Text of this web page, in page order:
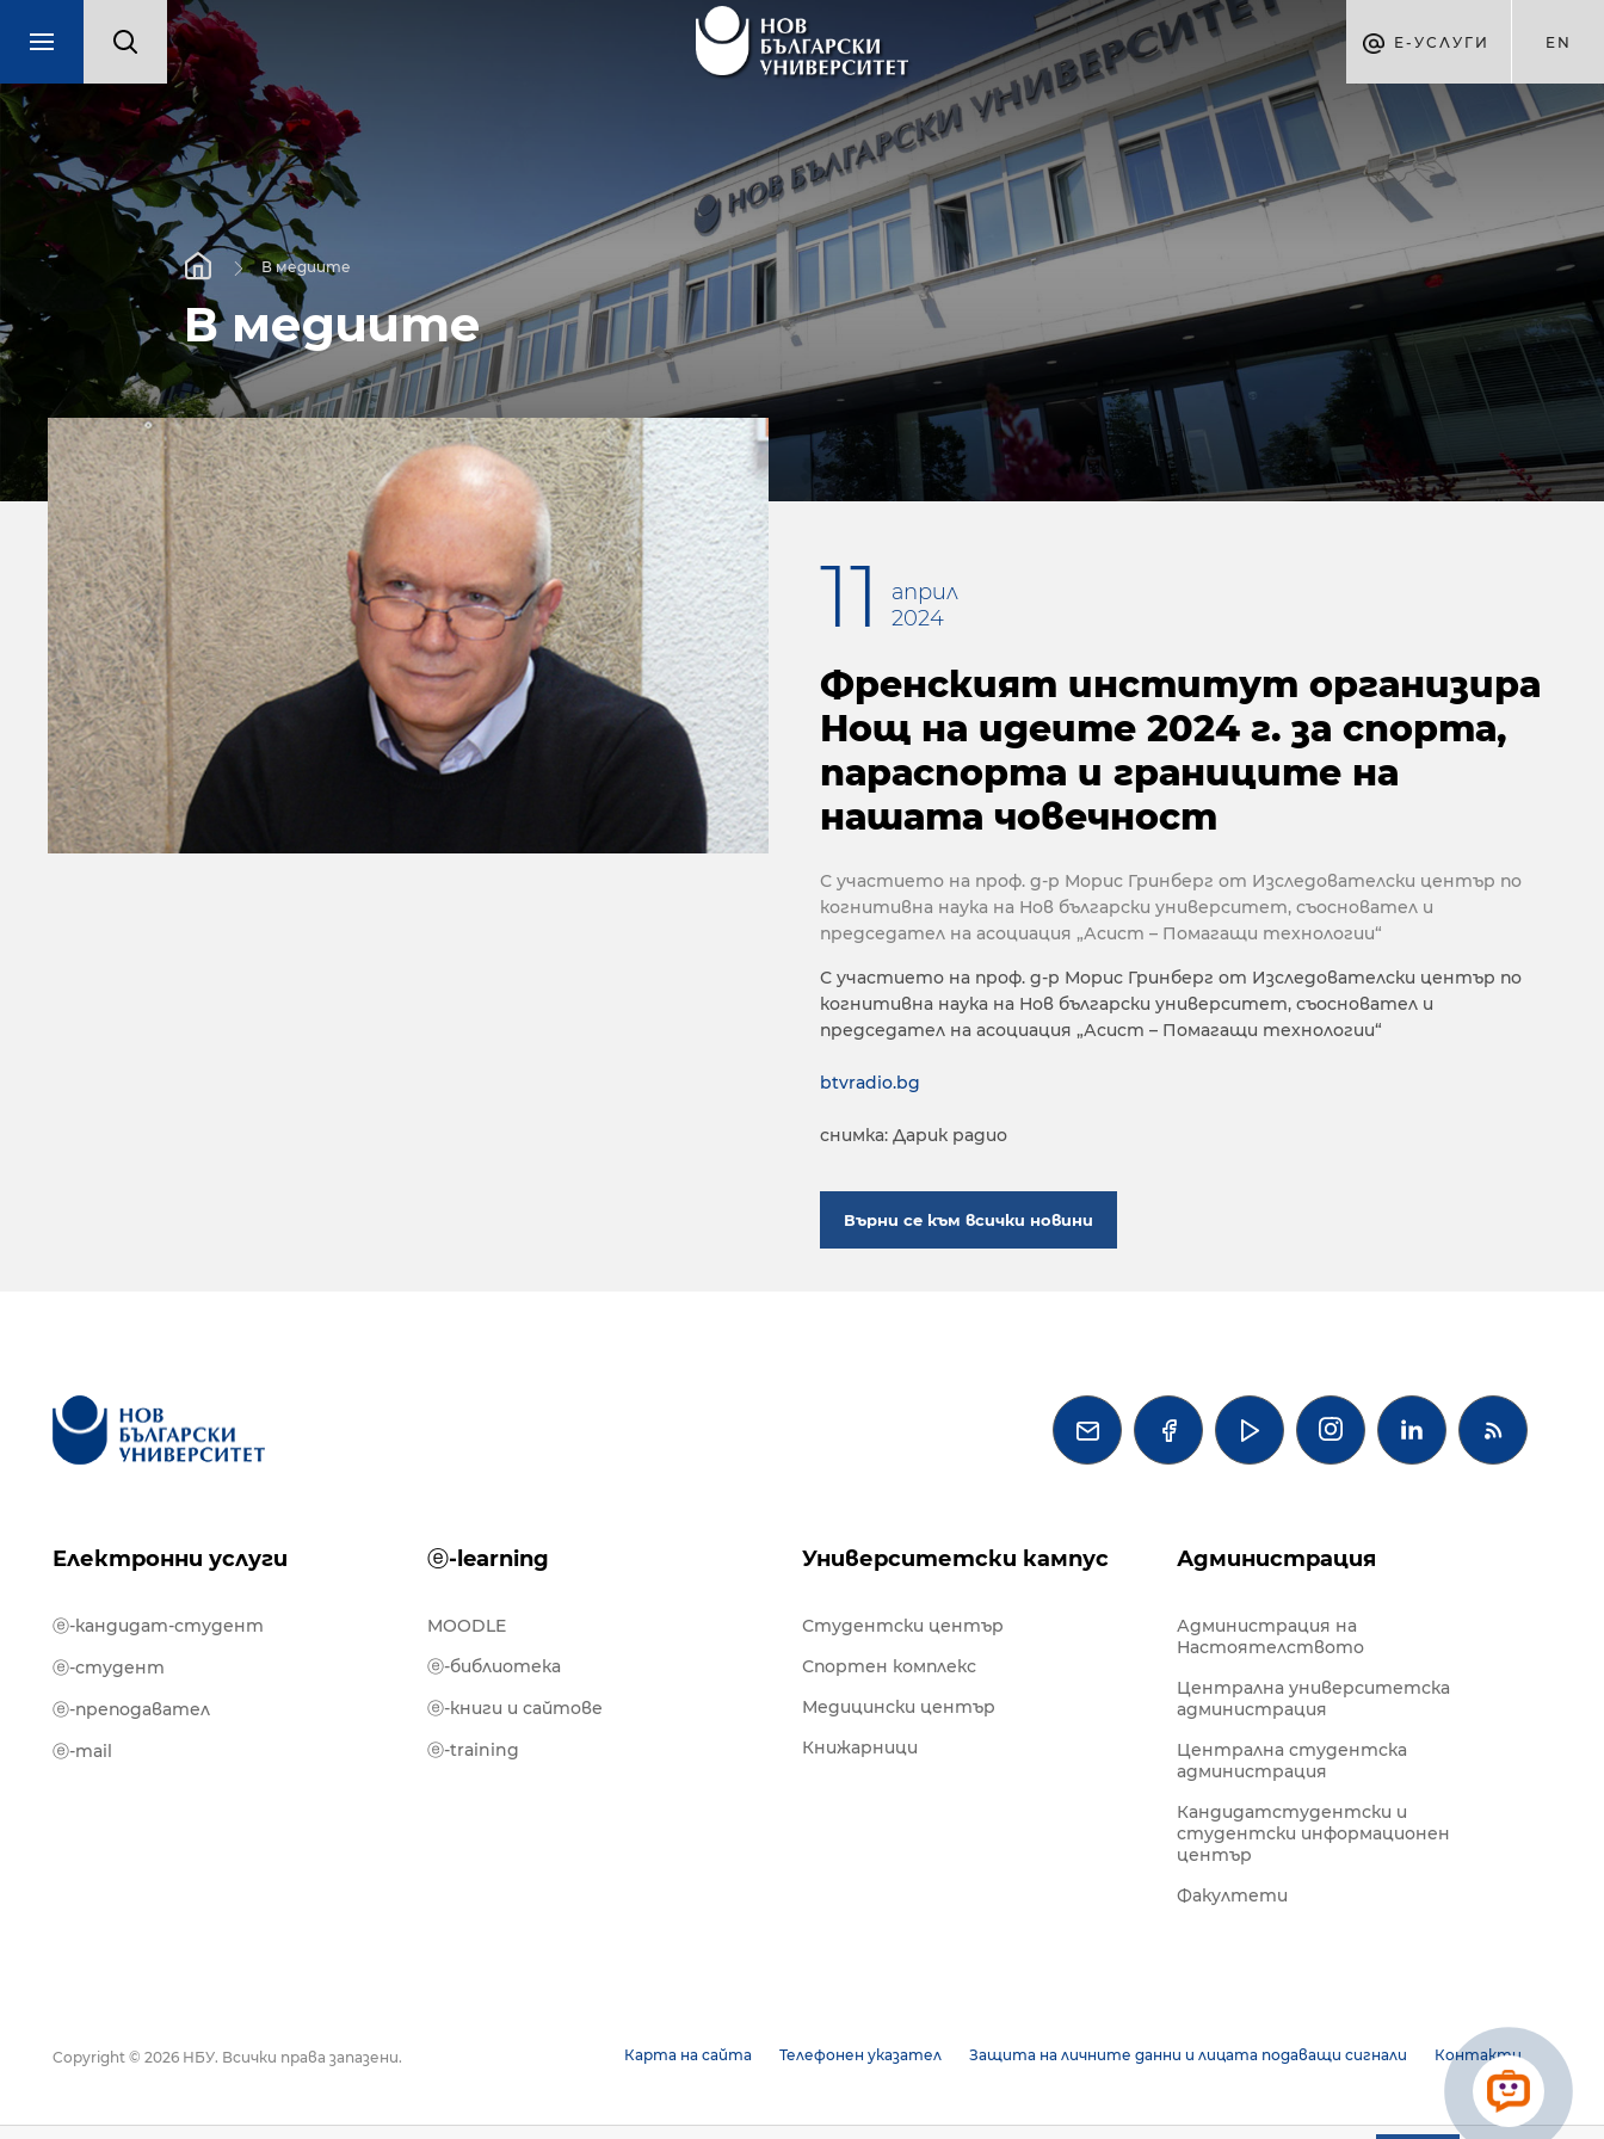
Е-УСЛУГИ EN
В медиите
В медиите
11
април
2024
Френският институт организира
Нощ на идеите 2024 г. за спорта,
параспорта и границите на
нашата човечност
С участието на проф. д-р Морис Гринберг от Изследователски център по
когнитивна наука на Нов български университет, съосновател и
председател на асоциация „Асист – Помагащи технологии“
С участието на проф. д-р Морис Гринберг от Изследователски център по
когнитивна наука на Нов български университет, съосновател и
председател на асоциация „Асист – Помагащи технологии“
btvradio.bg
снимка: Дарик радио
Върни се към всички новини
   
Електронни услуги ⓔ-learning Университетски кампус Администрация
ⓔ-кандидат-студент
ⓔ-студент
ⓔ-преподавател
ⓔ-mail
MOODLE
ⓔ-библиотека
ⓔ-книги и сайтове
ⓔ-training
Студентски център
Спортен комплекс
Медицински център
Книжарници
Администрация на
Настоятелството
Централна университетска
администрация
Централна студентска
администрация
Кандидатстудентски и
студентски информационен
център
Факултети
Карта на сайта Телефонен указател Защита на личните данни и лицата подаващи сигнали Контакти
Copyright © 2026 НБУ. Всички права запазени.